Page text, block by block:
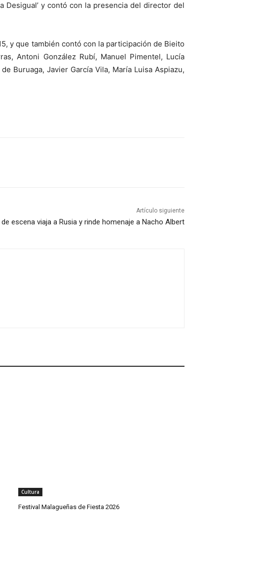
Desigual’ y contó con la presencia del director del
y que también contó con la participación de Bieito
Antoni González Rubí, Manuel Pimentel, Lucía
Buruaga, Javier García Vila, María Luisa Aspiazu,
Artículo siguiente
escena viaja a Rusia y rinde homenaje a Nacho Albert
Cultura
Festival Malagueñas de Fiesta 2026